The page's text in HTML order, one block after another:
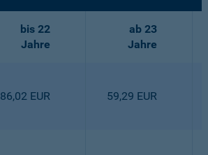
bis 22
Jahre
ab 23
Jahre
86,02 EUR 59,29 EUR